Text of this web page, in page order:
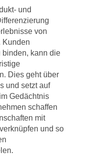
und
von
Kunden
binden, kann die
Dies geht über
und setzt auf
Gedächtnis
schaffen
mit
und so